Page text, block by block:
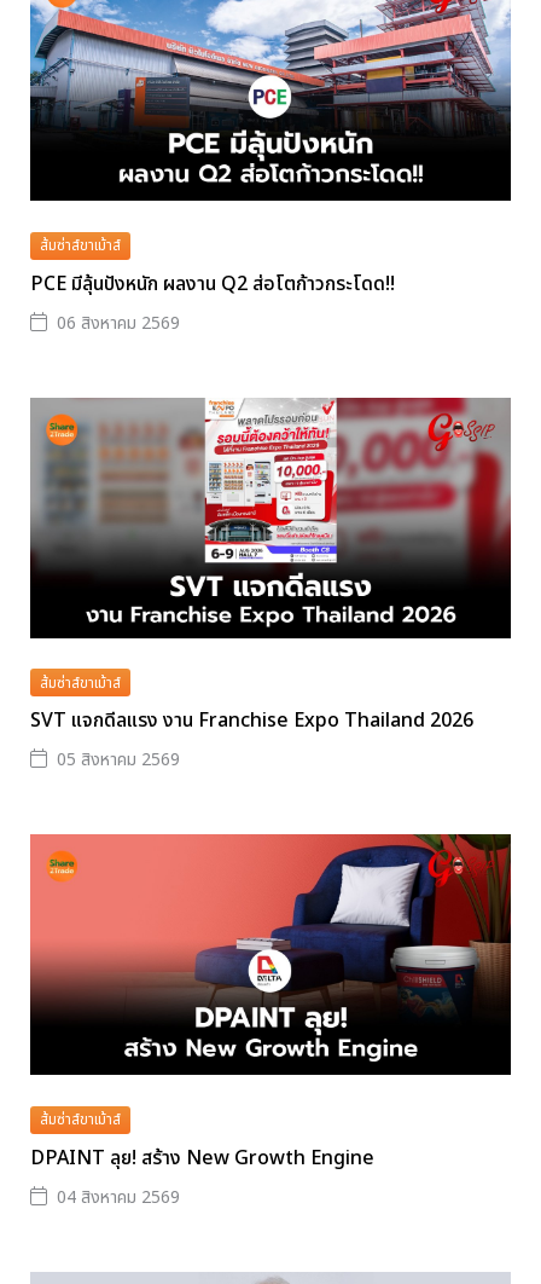
ส้มซ่าส์ขาเม้าส์
PCE มีลุ้นปังหนัก ผลงาน Q2 ส่อโตก้าวกระโดด!!
06 สิงหาคม 2569
ส้มซ่าส์ขาเม้าส์
SVT แจกดีลแรง งาน Franchise Expo Thailand 2026
05 สิงหาคม 2569
ส้มซ่าส์ขาเม้าส์
DPAINT ลุย! สร้าง New Growth Engine
04 สิงหาคม 2569